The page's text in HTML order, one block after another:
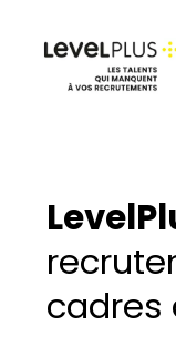
contenu
cadres